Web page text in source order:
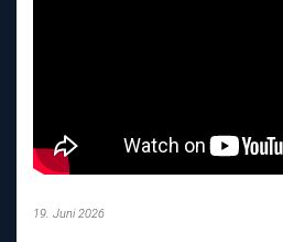
19. Juni 2026